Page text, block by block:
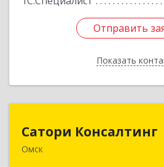
Отправить
Показать
Отправить
Назад
Сатори Консалтинг
Омск644070, Омская обл,